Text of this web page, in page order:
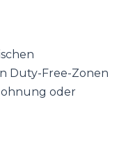
Duty-Free-Zonen
oder